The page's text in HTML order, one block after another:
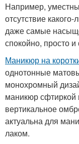
Например,
отсутствие
даже самые
спокойно, просто и
Маникюр на
однотонные
монохромный
маникюр
вертикальное
актуальна для
лаком.